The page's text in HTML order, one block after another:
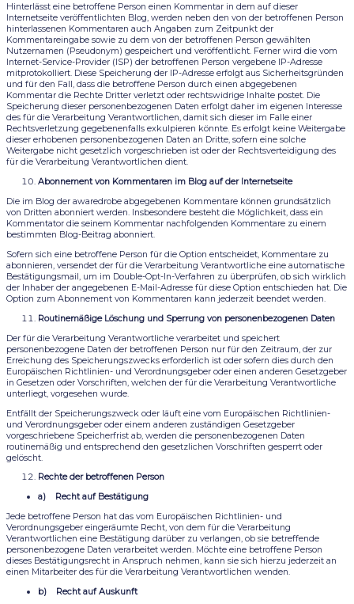
Hinterlässt eine betroffene Person einen Kommentar in dem auf dieser
Internetseite veröffentlichten Blog, werden neben den von der betroffenen Person
hinterlassenen Kommentaren auch Angaben zum Zeitpunkt der
Kommentareingabe sowie zu dem von der betroffenen Person gewählten
Nutzernamen (Pseudonym) gespeichert und veröffentlicht. Ferner wird die vom
Internet-Service-Provider (ISP) der betroffenen Person vergebene IP-Adresse
mitprotokolliert. Diese Speicherung der IP-Adresse erfolgt aus Sicherheitsgründen
und für den Fall, dass die betroffene Person durch einen abgegebenen
Kommentar die Rechte Dritter verletzt oder rechtswidrige Inhalte postet. Die
Speicherung dieser personenbezogenen Daten erfolgt daher im eigenen Interesse
des für die Verarbeitung Verantwortlichen, damit sich dieser im Falle einer
Rechtsverletzung gegebenenfalls exkulpieren könnte. Es erfolgt keine Weitergabe
dieser erhobenen personenbezogenen Daten an Dritte, sofern eine solche
Weitergabe nicht gesetzlich vorgeschrieben ist oder der Rechtsverteidigung des
für die Verarbeitung Verantwortlichen dient.
Abonnement von Kommentaren im Blog auf der Internetseite
Die im Blog der awaredrobe abgegebenen Kommentare können grundsätzlich
von Dritten abonniert werden. Insbesondere besteht die Möglichkeit, dass ein
Kommentator die seinem Kommentar nachfolgenden Kommentare zu einem
bestimmten Blog-Beitrag abonniert.
Sofern sich eine betroffene Person für die Option entscheidet, Kommentare zu
abonnieren, versendet der für die Verarbeitung Verantwortliche eine automatische
Bestätigungsmail, um im Double-Opt-In-Verfahren zu überprüfen, ob sich wirklich
der Inhaber der angegebenen E-Mail-Adresse für diese Option entschieden hat. Die
Option zum Abonnement von Kommentaren kann jederzeit beendet werden.
Routinemäßige Löschung und Sperrung von personenbezogenen Daten
Der für die Verarbeitung Verantwortliche verarbeitet und speichert
personenbezogene Daten der betroffenen Person nur für den Zeitraum, der zur
Erreichung des Speicherungszwecks erforderlich ist oder sofern dies durch den
Europäischen Richtlinien- und Verordnungsgeber oder einen anderen Gesetzgeber
in Gesetzen oder Vorschriften, welchen der für die Verarbeitung Verantwortliche
unterliegt, vorgesehen wurde.
Entfällt der Speicherungszweck oder läuft eine vom Europäischen Richtlinien-
und Verordnungsgeber oder einem anderen zuständigen Gesetzgeber
vorgeschriebene Speicherfrist ab, werden die personenbezogenen Daten
routinemäßig und entsprechend den gesetzlichen Vorschriften gesperrt oder
gelöscht.
Rechte der betroffenen Person
a) Recht auf Bestätigung
Jede betroffene Person hat das vom Europäischen Richtlinien- und
Verordnungsgeber eingeräumte Recht, von dem für die Verarbeitung
Verantwortlichen eine Bestätigung darüber zu verlangen, ob sie betreffende
personenbezogene Daten verarbeitet werden. Möchte eine betroffene Person
dieses Bestätigungsrecht in Anspruch nehmen, kann sie sich hierzu jederzeit an
einen Mitarbeiter des für die Verarbeitung Verantwortlichen wenden.
b) Recht auf Auskunft